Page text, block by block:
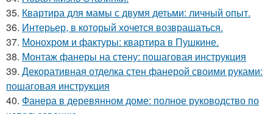
35. Квартира для мамы с двумя детьми: личный опыт.
36. Интерьер, в который хочется возвращаться.
37. Монохром и фактуры: квартира в Пушкине.
38. Монтаж фанеры на стену: пошаговая инструкция
39. Декоративная отделка стен фанерой своими руками:
пошаговая инструкция
40. Фанера в деревянном доме: полное руководство по